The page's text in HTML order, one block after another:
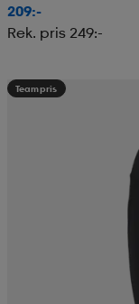
209:-
Rek. pris 249:-
Teampris